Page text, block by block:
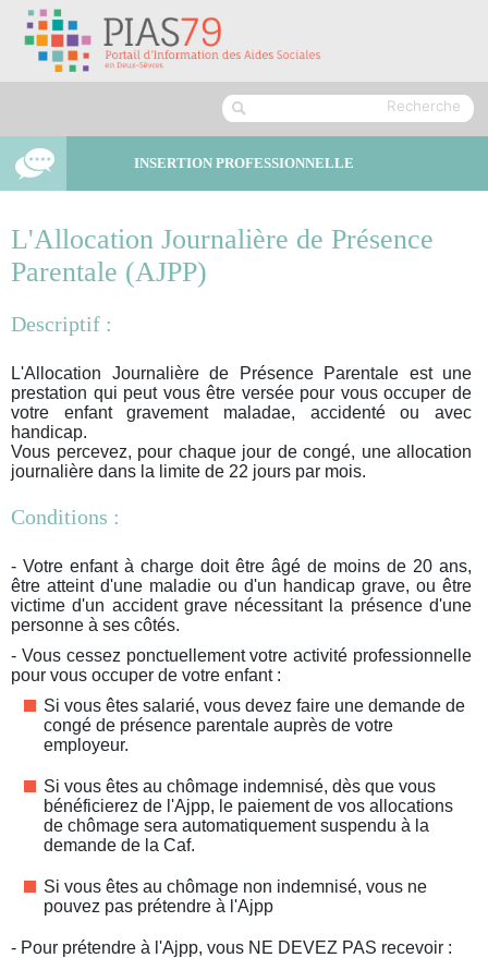
INSERTION PROFESSIONNELLE
L'Allocation Journalière de Présence
Parentale (AJPP)
Descriptif :
L'Allocation Journalière de Présence Parentale est une
prestation qui peut vous être versée pour vous occuper de
votre enfant gravement maladae, accidenté ou avec
handicap.
Vous percevez, pour chaque jour de congé, une allocation
journalière dans la limite de 22 jours par mois.
Conditions :
- Votre enfant à charge doit être âgé de moins de 20 ans,
être atteint d'une maladie ou d'un handicap grave, ou être
victime d'un accident grave nécessitant la présence d'une
personne à ses côtés.
- Vous cessez ponctuellement votre activité professionnelle
pour vous occuper de votre enfant :
Si vous êtes salarié, vous devez faire une demande de
congé de présence parentale auprès de votre
employeur.
Si vous êtes au chômage indemnisé, dès que vous
bénéficierez de l'Ajpp, le paiement de vos allocations
de chômage sera automatiquement suspendu à la
demande de la Caf.
Si vous êtes au chômage non indemnisé, vous ne
pouvez pas prétendre à l'Ajpp
- Pour prétendre à l'Ajpp, vous NE DEVEZ PAS recevoir :